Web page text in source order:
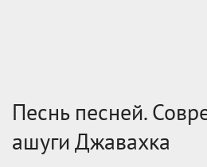
Песнь песней.
ашуги Джавахка